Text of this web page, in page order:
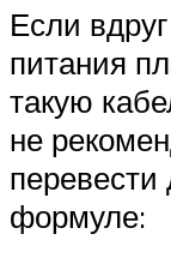
Если
питания
такую
не
формуле: